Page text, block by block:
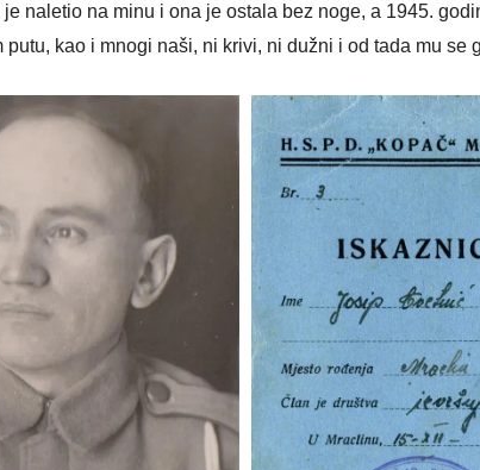
naletio na minu i ona je ostala bez noge, a 1945.
putu, kao i mnogi naši, ni krivi, ni dužni i od tada mu se